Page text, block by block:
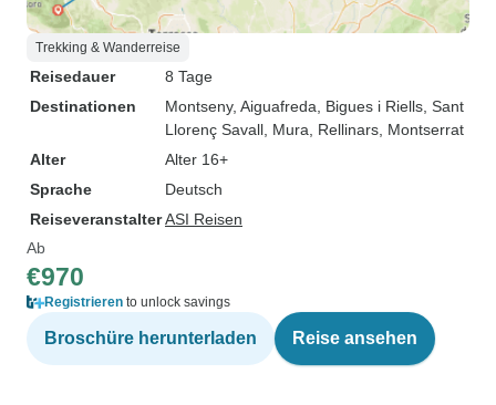
Trekking & Wanderreise
Reisedauer
8 Tage
Destinationen
Montseny, Aiguafreda , Bigues i Riells , Sant
Llorenç Savall , Mura , Rellinars , Montserrat
Alter
Alter 16+
Sprache
Deutsch
ReiseveranstalterASI Reisen
Ab
€970
Registrieren to unlock savings
Broschüre herunterladen Reise ansehen